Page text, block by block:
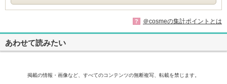
? ＠cosmeの集計ポイントとは
あわせて読みたい
掲載の情報・画像など、すべてのコンテンツの無断複写、転載を禁じます。